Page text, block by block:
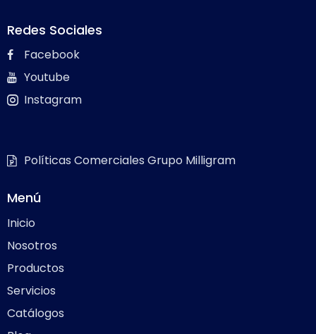
Redes Sociales
Facebook
Youtube
Instagram
Políticas Comerciales Grupo Milligram
Menú
Inicio
Nosotros
Productos
Servicios
Catálogos